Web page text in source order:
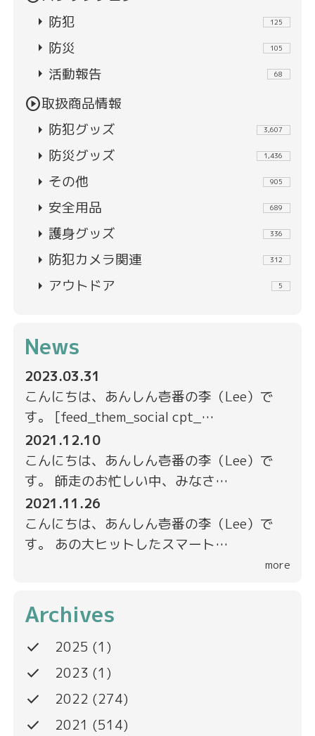
arrow_right 防犯 125
arrow_right 防災 105
arrow_right 活動報告 68
play_circle取扱商品情報
arrow_right 防犯グッズ 3,607
arrow_right 防災グッズ 1,436
arrow_right その他 905
arrow_right 安全用品 689
arrow_right 護身グッズ 336
arrow_right 防犯カメラ関連 312
arrow_right アウトドア 5
News
2023.03.31
こんにちは、あんしん壱番の李（Lee）で
す。 [feed_them_social cpt_…
2021.12.10
こんにちは、あんしん壱番の李（Lee）で
す。 師走のお忙しい中、みなさ…
2021.11.26
こんにちは、あんしん壱番の李（Lee）で
す。 あの大ヒットしたスマート…
more
Archives
done 2025 (1)
done 2023 (1)
done 2022 (274)
done 2021 (514)